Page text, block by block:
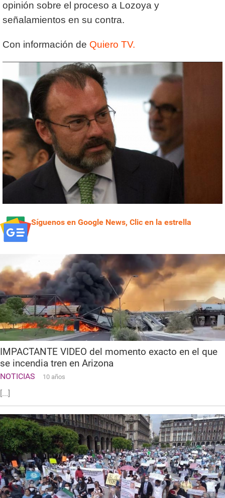
opinión sobre el proceso a Lozoya y
señalamientos en su contra.
Con información de Quiero TV.
Síguenos en Google News, Clic en la estrella
IMPACTANTE VIDEO del momento exacto en el que
se incendia tren en Arizona
NOTICIAS 10 años
[...]